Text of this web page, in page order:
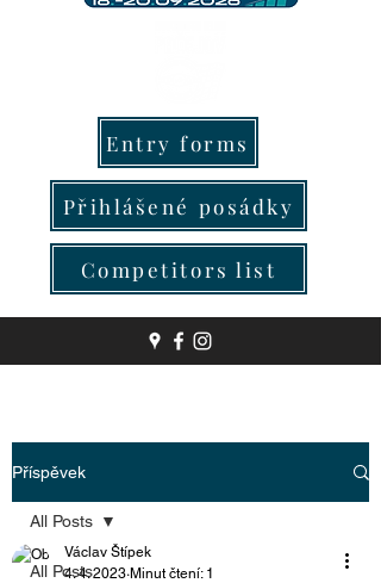
Entry forms
Přihlášené posádky
Competitors list
Příspěvek
All Posts
All Posts
Václav Štípek
4. 4. 2023 Minut čtení: 1